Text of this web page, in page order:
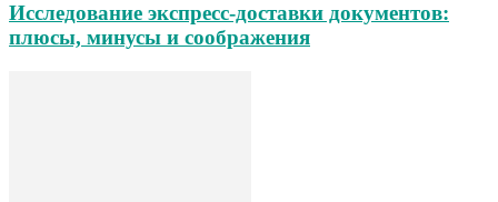
Исследование экспресс-доставки документов:
плюсы, минусы и соображения